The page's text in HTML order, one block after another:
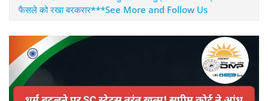
फैसले को रखा बरकरार***See More and Follow Us